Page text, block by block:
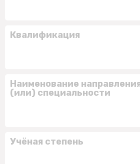
Квалификация
Наименование
(или) специальности
Учёная степень